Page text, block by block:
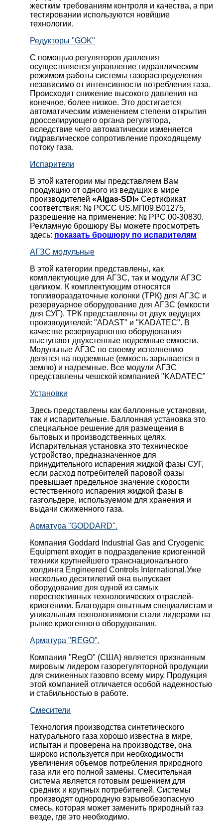
жестким требованиям контроля и качества, а при
тестировании используются новйшие
технологии.
Редукторы "GOK"
С помощью регуляторов давления
осуществляется управление гидравлическим
режимом работы системы газораспределения
независимо от интенсивности потребления газа.
Происходит снижение высокого давления на
конечное, более низкое. Это достигается
автоматическим изменением степени открытия
дросселирующего органа регулятора,
вследствие чего автоматически изменяется
гидравлическое сопротивление проходящему
потоку газа.
Испарители
В этой категории мы представляем Вам
продукцию от одного из ведущих в мире
производителей «Algas-SDI» Сертификат
соответствия: № РОСС US.МП09.В01275,
разрешение на применение: № РРС 00-30830.
Рекламную брошюру Вы можете просмотреть
здесь: показать брошюру по испарителям
АГЗС модульные
В этой категории представлены, как
комплектующие для АГЗС, так и модули АГЗС
целиком. К комплектующим относятся
топливораздаточные колонки (ТРК) для АГЗС и
резервуарное оборудование для АГЗС (емкости
для СУГ). ТРК представлены от двух ведущих
производителей: "ADAST" и "KADATEC". В
качестве резервуарногшо оборудования
выступают двухстенные подземные емкости.
Модульные АГЗС по своему исполнению
делятся на подземные (емкость зарывается в
землю) и надземные. Все модули АГЗС
представлены чешской компанией "KADATEC"
Установки
Здесь представлены как баллонные установки,
так и испарительные. Баллонная установка это
специальное решение для размещения в
бытовых и производственных целях.
Испарительная установка это техническое
устройство, предназначенное для
принудительного испарения жидкой фазы СУГ,
если расход потребителей паровой фазы
превышает предельное значение скорости
естественного испарения жидкой фазы в
газгольдере, используемом для хранения и
выдачи сжиженного газа.
Арматура "GODDARD".
Компания Goddard Industrial Gas and Cryogenic
Equipment входит в подразделение криогенной
техники крупнейшего транснационального
холдинга Engineered Controls International.Уже
несколько десятилетий она выпускает
оборудование для одной из самых
переспективных технологических отраслей-
криогеники. Благодаря опытным специалистам и
уникальным технологиямони стали лидерами на
рынке криогенного оборудования.
Арматура "REGO".
Компания "RegO" (США) является признанным
мировым лидером газорегуляторной продукции
для сжиженных газовпо всему миру. Продукция
этой компанией отличается особой надежностью
и стабильностью в работе.
Смесители
Технология производства синтетического
натурального газа хорошо известна в мире,
испытан и проверена на производстве, она
широко используется при необходимости
увеличения объемов потребления природного
газа или его полной замены. Смесительная
система является готовым решением для
средних и крупных потребителей. Системы
производят однородную взрывобезопасную
смесь, которая может заменить природный газ
везде, где это необходимо.